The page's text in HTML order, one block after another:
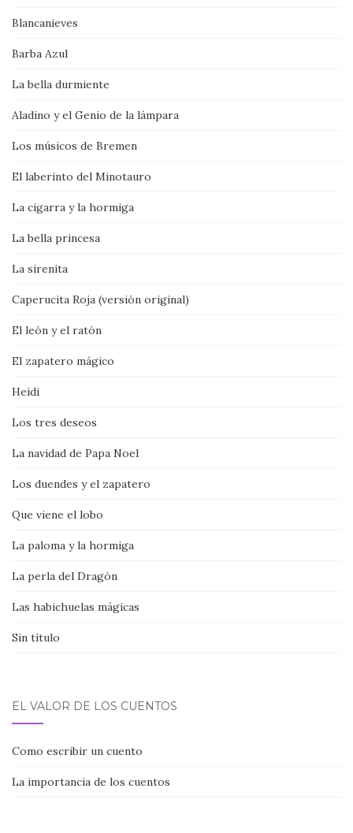
Blancanieves
Barba Azul
La bella durmiente
Aladino y el Genio de la lámpara
Los músicos de Bremen
El laberinto del Minotauro
La cigarra y la hormiga
La bella princesa
La sirenita
Caperucita Roja (versión original)
El león y el ratón
El zapatero mágico
Heidi
Los tres deseos
La navidad de Papa Noel
Los duendes y el zapatero
Que viene el lobo
La paloma y la hormiga
La perla del Dragón
Las habichuelas mágicas
Sin título
EL VALOR DE LOS CUENTOS
Como escribir un cuento
La importancia de los cuentos